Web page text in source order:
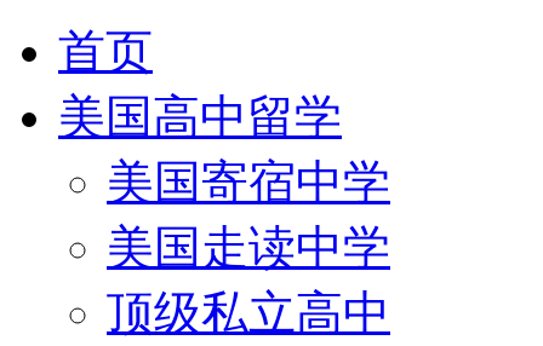
首页
美国高中留学
美国寄宿中学
美国走读中学
顶级私立高中